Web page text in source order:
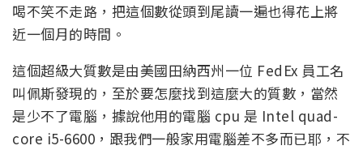
喝不笑不走路，把這個數從頭到尾讀一遍也得花上將
近一個月的時間。
這個超級大質數是由美國田納西州一位 FedEx 員工名
叫佩斯發現的，至於要怎麼找到這麼大的質數，當然
是少不了電腦，據說他用的電腦 cpu 是 Intel quad-
core i5-6600，跟我們一般家用電腦差不多而已耶，不